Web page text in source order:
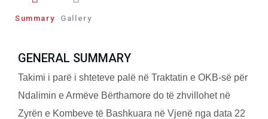
Summary Gallery
GENERAL SUMMARY
Takimi i parë i shteteve palë në Traktatin e OKB-së për
Ndalimin e Armëve Bërthamore do të zhvillohet në
Zyrën e Kombeve të Bashkuara në Vjenë nga data 22